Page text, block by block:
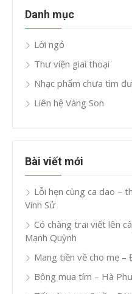
Danh mục
Lời ngỏ
Thư viện giai thoại
Nhạc phẩm chưa tìm
Liên hệ Vàng Son
Bài viết mới
Lỗi hẹn cùng ca dao –
Vinh Sử
Có chàng trai viết lên
Mạnh Quỳnh
Mang tiền về cho mẹ –
Bông mua tím – Hà